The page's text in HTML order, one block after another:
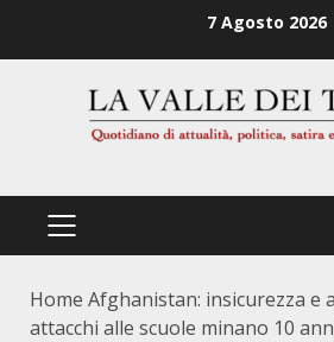
7 Agosto 2026
PRIMÄRES
Home Afghanistan: insicurezza e
attacchi alle scuole minano 10